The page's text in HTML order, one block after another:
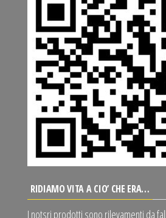
RIDIAMO VITA A CIO’ CHE ERA…
I notsri prodotti sono rilevamenti da